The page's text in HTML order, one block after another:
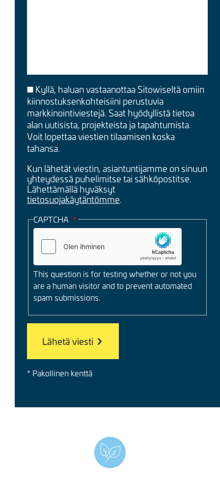
Kyllä, haluan vastaanottaa Sitowiseltä omiin
kiinnostuksenkohteisiini perustuvia
markkinointiviestejä. Saat hyödyllistä tietoa
alan uutisista, projekteista ja tapahtumista.
Voit lopettaa viestien tilaamisen koska
tahansa.
Kun lähetät viestin, asiantuntijamme on sinuun
yhteydessä puhelimitse tai sähköpostitse.
Lähettämällä hyväksyt
tietosuojakäytäntömme.
CAPTCHA
This question is for testing whether or not you
are a human visitor and to prevent automated
spam submissions.
* Pakollinen kenttä